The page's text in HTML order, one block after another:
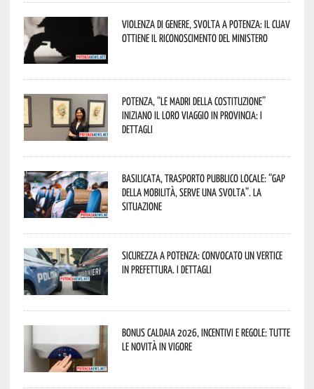
Violenza di genere, svolta a Potenza: il CUAV
ottiene il riconoscimento del Ministero
Potenza, “Le Madri della Costituzione”
iniziano il loro viaggio in provincia: i
dettagli
Basilicata, trasporto pubblico locale: “Gap
della mobilità, serve una svolta”. La
situazione
Sicurezza a Potenza: convocato un vertice
in Prefettura. I dettagli
Bonus caldaia 2026, incentivi e regole: tutte
le novità in vigore